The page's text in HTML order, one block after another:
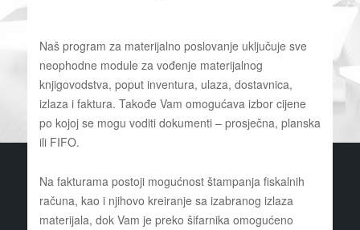
Naš program za materijalno poslovanje uključuje sve
neophodne module za vođenje materijalnog
knjigovodstva, poput inventura, ulaza, dostavnica,
izlaza i faktura. Takođe Vam omogućava izbor cijene
po kojoj se mogu voditi dokumenti – prosječna, planska
ili FIFO.
Na fakturama postoji mogućnost štampanja fiskalnih
računa, kao i njihovo kreiranje sa izabranog izlaza
materijala, dok Vam je preko šifarnika omogućeno